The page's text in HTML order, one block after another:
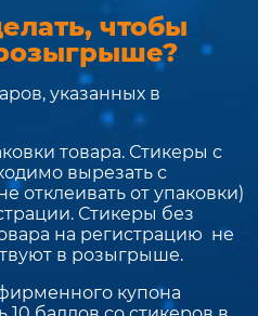
чтобы
указанных в
товара. Стикеры с
вырезать с
отклеивать от упаковки)
Стикеры без
на регистрацию не
в розыгрыше.
купона